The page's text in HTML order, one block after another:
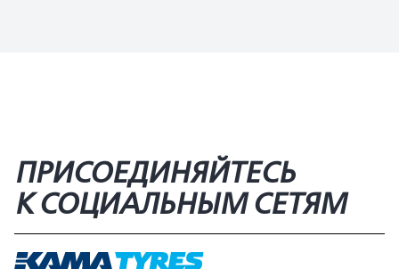
ПРИСОЕДИНЯЙТЕСЬ
К СОЦИАЛЬНЫМ СЕТЯМ